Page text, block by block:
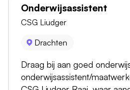
Onderwijsassistent
CSG Liudger
Drachten
Draag bij aan goed
onderwijsassistent/